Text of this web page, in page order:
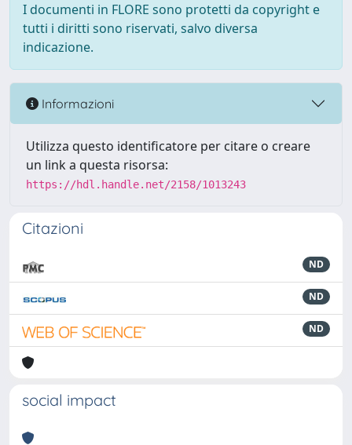
I documenti in FLORE sono protetti da copyright e
tutti i diritti sono riservati, salvo diversa
indicazione.
Informazioni
Utilizza questo identificatore per citare o creare
un link a questa risorsa:
https://hdl.handle.net/2158/1013243
Citazioni
ND
ND
ND
social impact